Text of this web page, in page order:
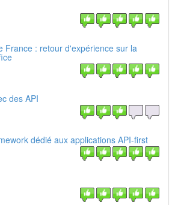
France : retour d'expérience sur la
des API
dédié aux applications API-first